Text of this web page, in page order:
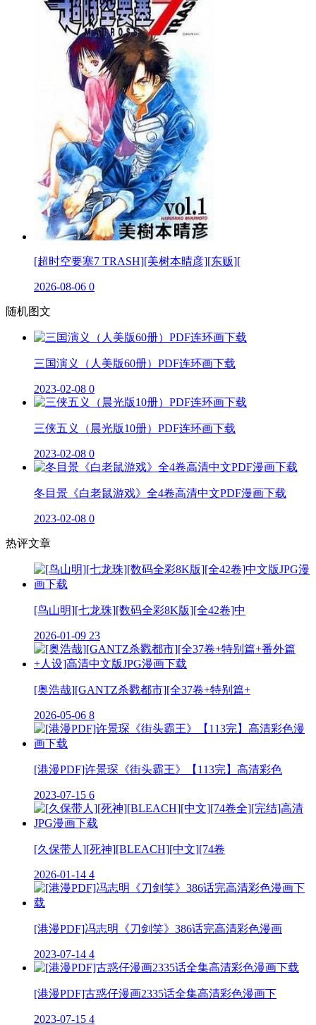
[超时空要塞7 TRASH][美树本晴彦][东贩][
2026-08-06 0
随机图文
三国演义（人美版60册）PDF连环画下载
2023-02-08 0
三侠五义（晨光版10册）PDF连环画下载
2023-02-08 0
冬目景《白老鼠游戏》全4卷高清中文PDF漫画下载
2023-02-08 0
热评文章
[鸟山明][七龙珠][数码全彩8K版][全42卷]中
2026-01-09 23
[奥浩哉][GANTZ杀戮都市][全37卷+特别篇+
2026-05-06 8
[港漫PDF]许景琛《街头霸王》【113完】高清彩色
2023-07-15 6
[久保带人][死神][BLEACH][中文][74卷
2026-01-14 4
[港漫PDF]冯志明《刀剑笑》386话完高清彩色漫画
2023-07-14 4
[港漫PDF]古惑仔漫画2335话全集高清彩色漫画下
2023-07-15 4